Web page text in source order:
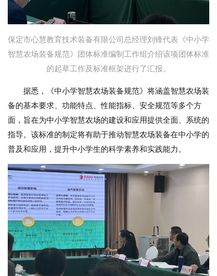
保定市心慧教育技术装备有限公司总经理刘锋代表《中小学
智慧农场装备规范》团体标准编制工作组介绍该项团体标准
的起草工作及标准框架进行了汇报。
据悉，《中小学智慧农场装备规范》将涵盖智慧农场装
备的基本要求、功能特点、性能指标、安全规范等多个方
面，旨在为中小学智慧农场的建设和应用提供全面、系统的
指导。该标准的制定将有助于推动智慧农场装备在中小学的
普及和应用，提升中小学生的科学素养和实践能力。